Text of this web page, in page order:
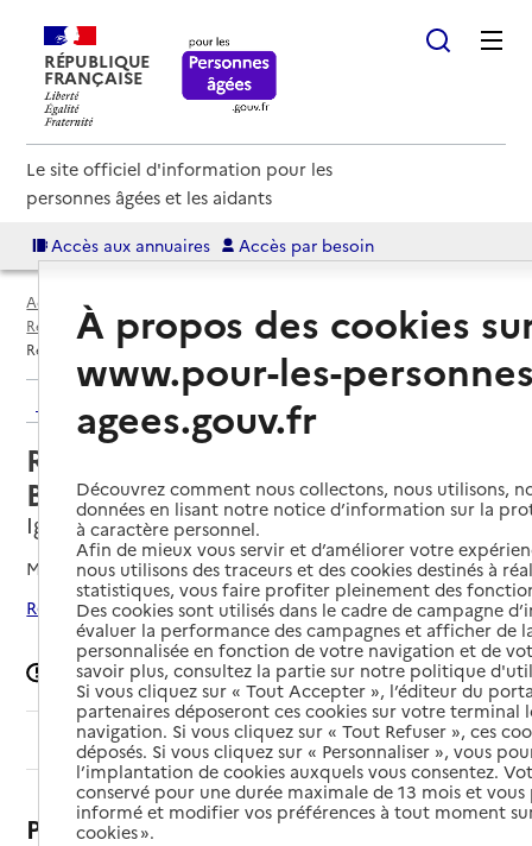
RÉPUBLIQUE
FRANÇAISE
Le site officiel d'information pour les
personnes âgées et les aidants
Accès aux annuaires Accès par besoin
Accueil
Résidences autonomie par département
Essonne (91)
Igny
Résidence autonomie Les Belleaunes
Retour aux résultats de l'annuaire
Résidence autonomie Les
Belleaunes
Igny, ESSONNE
Mis à jour le08/09/2024
Rechercher les établissements autour de Igny
Signaler une erreur
Sommaire
Présentation
À propos des cookies
www.pour-les-
agees.gouv.fr
Découvrez comment nous collectons, nous utilisons,
données en lisant notre notice d’information sur la
à caractère personnel.
Afin de mieux vous servir et d’améliorer votre
nous utilisons des traceurs et des cookies destinés à
statistiques, vous faire profiter pleinement des
Des cookies sont utilisés dans le cadre de campagne
évaluer la performance des campagnes et afficher de
personnalisée en fonction de votre navigation et de
savoir plus, consultez la partie sur notre politique
Si vous cliquez sur « Tout Accepter », l’éditeur du
partenaires déposeront ces cookies sur votre terminal
navigation. Si vous cliquez sur « Tout Refuser », ces
déposés. Si vous cliquez sur « Personnaliser », vous
l’implantation de cookies auxquels vous consentez.
conservé pour une durée maximale de 13 mois et
informé et modifier vos préférences à tout moment
cookies ».